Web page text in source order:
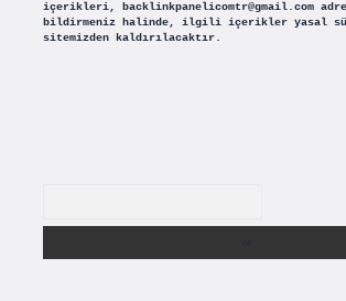
içerikleri, backlinkpanelicomtr@gmail.com
bildirmeniz halinde, ilgili içerikler yasal
sitemizden kaldırılacaktır.